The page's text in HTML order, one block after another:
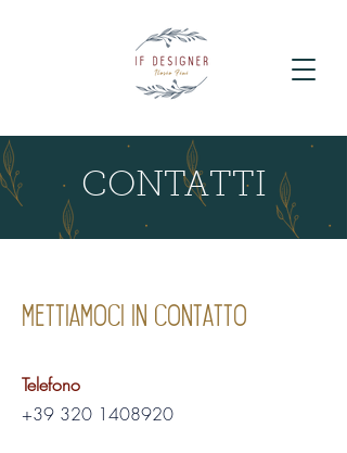
CONTATTI
mettiamoci in contatto
Telefono
+39 320 1408920